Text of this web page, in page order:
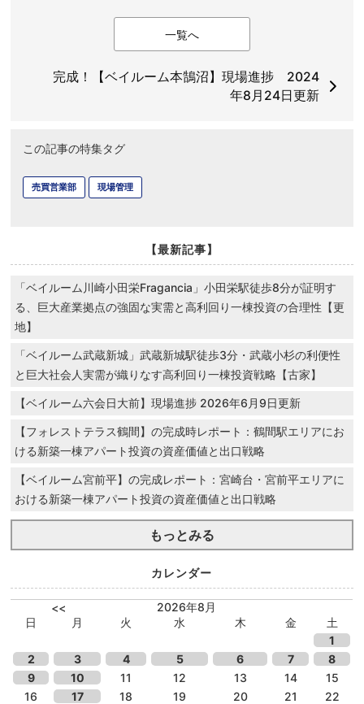
一覧へ
完成！【ベイルーム本鵠沼】現場進捗 2024
年8月24日更新
この記事の特集タグ
売買営業部 現場管理
【最新記事】
「ベイルーム川崎小田栄Fragancia」小田栄駅徒歩8分が証明す
る、巨大産業拠点の強固な実需と高利回り一棟投資の合理性【更
地】
「ベイルーム武蔵新城」武蔵新城駅徒歩3分・武蔵小杉の利便性
と巨大社会人実需が織りなす高利回り一棟投資戦略【古家】
【ベイルーム六会日大前】現場進捗 2026年6月9日更新
【フォレストテラス鶴間】の完成時レポート：鶴間駅エリアにお
ける新築一棟アパート投資の資産価値と出口戦略
【ベイルーム宮前平】の完成レポート：宮崎台・宮前平エリアに
おける新築一棟アパート投資の資産価値と出口戦略
もっとみる
カレンダー
<<
2026年8月
日
月 火 水 木 金
土
1
2
3 4 5 6 7
8
9
10 11 12 13 14
15
16
17 18 19 20 21
22